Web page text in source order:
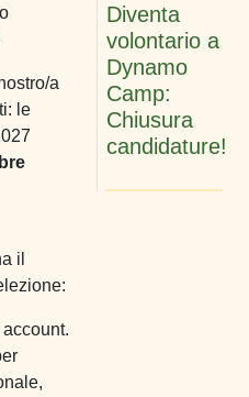
a
le
il
Diventa
volontario a
Dynamo
Camp:
Chiusura
candidature!